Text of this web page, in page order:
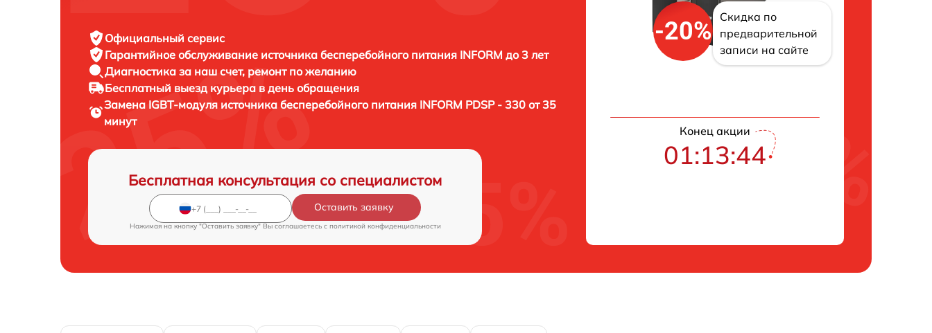
Официальный сервис
Гарантийное обслуживание источника бесперебойного питания INFORM до 3 лет
Диагностика за наш счет, ремонт по желанию
Бесплатный выезд курьера в день обращения
Замена IGBT-модуля источника бесперебойного питания INFORM PDSP - 330 от 35
минут
Бесплатная консультация со специалистом
Оставить заявку
Нажимая на кнопку "Оставить заявку" Вы соглашаетесь c политикой конфиденциальности
-20%
Скидка по
предварительной
записи на сайте
Конец акции
01:13:43